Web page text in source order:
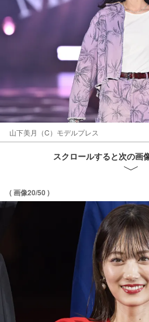
山下美月（C）モデルプレス
スクロールすると次の画
( 画像20/50 )